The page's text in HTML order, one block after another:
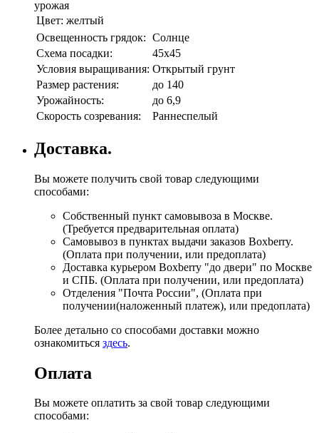
урожая
Цвет: желтый
Освещенность грядок: Солнце
Схема посадки:
45х45
Условия выращивания: Открытый грунт
Размер растения:
до 140
Урожайность:
до 6,9
Скорость созревания:
Раннеспелый
Доставка.
Вы можете получить свой товар следующими
способами:
Собственный пункт самовывоза в Москве.
(Требуется предварительная оплата)
Самовывоз в пунктах выдачи заказов Boxberry.
(Оплата при получении, или предоплата)
Доставка курьером Boxberry "до двери" по Москве
и СПБ. (Оплата при получении, или предоплата)
Отделения "Почта России", (Оплата при
получении(наложенный платеж), или предоплата)
Более детально со способами доставки можно
ознакомиться здесь.
Оплата
Вы можете оплатить за свой товар следующими
способами: